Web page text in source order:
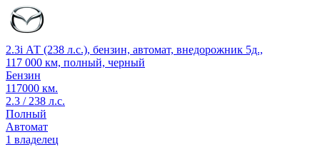
2.3i АТ (238 л.с.), бензин, автомат, внедорожник 5д.,
117 000 км, полный, черный
Бензин
117000 км.
2.3 / 238 л.с.
Полный
Автомат
1 владелец